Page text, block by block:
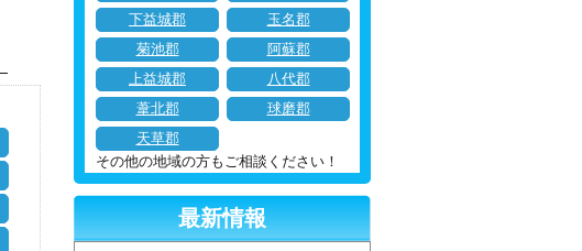
下益城郡
玉名郡
菊池郡
阿蘇郡
上益城郡
八代郡
葦北郡
球磨郡
天草郡
その他の地域の方もご相談ください！
最新情報